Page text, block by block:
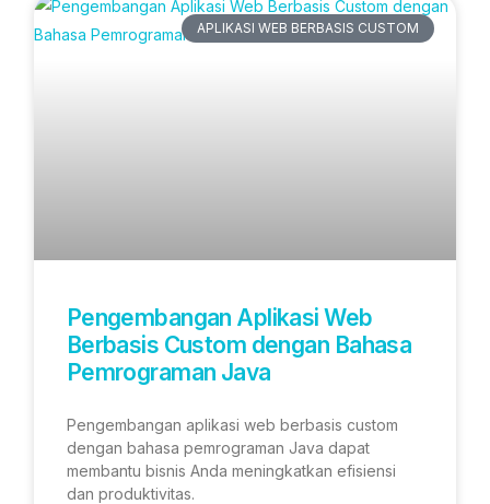
APLIKASI WEB BERBASIS CUSTOM
Pengembangan Aplikasi Web
Berbasis Custom dengan Bahasa
Pemrograman Java
Pengembangan aplikasi web berbasis custom
dengan bahasa pemrograman Java dapat
membantu bisnis Anda meningkatkan efisiensi
dan produktivitas.